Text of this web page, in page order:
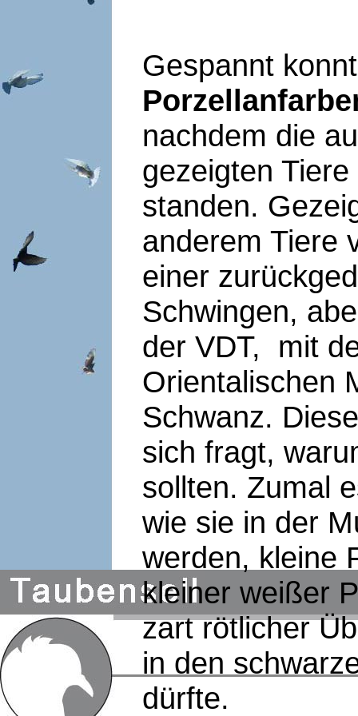
Gespannt
nachdem die
gezeigten
standen.
anderem Tiere
einer
Schwingen,
der VDT, mit
Orientalischen
Schwanz.
sich fragt,
sollten. Zumal
wie sie in der
werden, kleine
kleiner weißer
zart rötlicher
in den
dürfte.